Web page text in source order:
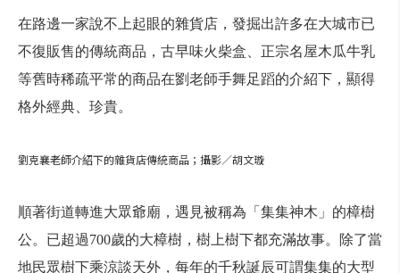
在路邊一家說不上起眼的雜貨店，發掘出許多在大城市已
不復販售的傳統商品，古早味火柴盒、正宗名屋木瓜牛乳
等舊時稀疏平常的商品在劉老師手舞足蹈的介紹下，顯得
格外經典、珍貴。
劉克襄老師介紹下的雜貨店傳統商品；攝影／胡文璇
順著街道轉進大眾爺廟，遇見被稱為「集集神木」的樟樹
公。已超過700歲的大樟樹，樹上樹下都充滿故事。除了當
地民眾樹下乘涼談天外，每年的千秋誕辰可謂集集的大型